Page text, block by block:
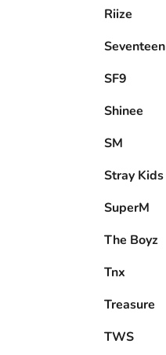
Riize
Seventeen
SF9
Shinee
SM
Stray Kids
SuperM
The Boyz
Tnx
Treasure
TWS